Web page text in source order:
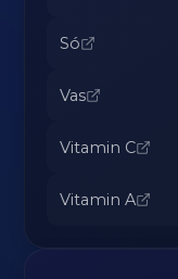
Só
Vas
Vitamin C
Vitamin A